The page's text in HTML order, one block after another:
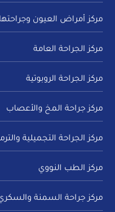
مركز أمراض العيون وجراحتها
مركز الجراحة العامة
مركز الجراحة الروبوتية
مركز جراحة المخ والأعصاب
مركز الجراحة التجميلية
مركز الطب النووي
مركز جراحة السمنة